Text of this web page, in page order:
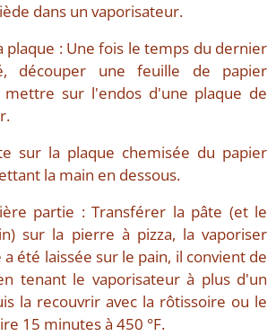
dans un vaporisateur.
plaque : Une fois le temps du dernier
découper une feuille de papier
sur l'endos d'une plaque de
sur la plaque chemisée du papier
la main en dessous.
partie : Transférer la pâte (et le
sur la pierre à pizza, la vaporiser
été laissée sur le pain, il convient de
tenant le vaporisateur à plus d'un
la recouvrir avec la rôtissoire ou le
15 minutes à 450 °F.